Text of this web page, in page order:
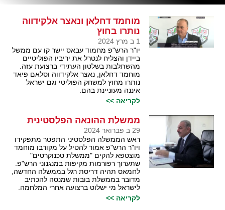
מוחמד דחלאן ונאצר אלקידווה
נותרו בחוץ
1 ב מרץ 2024
יו"ר הרש"פ מחמוד עבאס יישר קו עם ממשל
ביידן והצליח לנטרל את יריביו הפוליטיים
מהשתלבות בשלטון העתידי ברצועת עזה.
מוחמד דחלאן, נאצר אלקידווה וסלאם פיאד
נותרו מחוץ למשחק הפוליטי וגם ישראל
איננה מעוניינת בהם.
לקריאה >>
ממשלת ההונאה הפלסטינית
29 ב פברואר 2024
ראש הממשלה הפלסטיני התפטר מתפקידו
ויו"ר הרש"פ אמור להטיל על מקורבו מוחמד
מוצטפא להקים "ממשלת טכנוקרטים"
שתערוך רפורמות מקיפות במנגנוני הרש"פ.
לחמאס תהיה דריסת רגל בממשלה החדשה,
מדובר בממשלת בובות שמנסה להכתיב
לישראל מי ישלוט ברצועה אחרי המלחמה.
לקריאה >>